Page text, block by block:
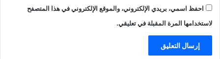
احفظ اسمي، بريدي الإلكتروني، والموقع الإلكتروني في هذا المتصفح
لاستخدامها المرة المقبلة في تعليقي.